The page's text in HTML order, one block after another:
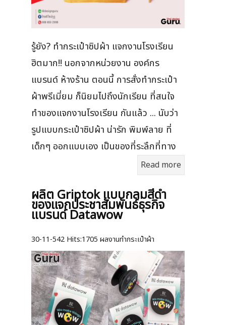
รู้ยัง? ทำกระเป๋าซิปผ้า แจกงานโรงเรียน
ฮิตมาก!! นอกจากหน่วยงาน องค์กร
แบรนด์ ห้างร้าน ตอนนี้ การสั่งทำกระเป๋า
ผ้าพรีเมี่ยม ก็นิยมไปถึงนักเรียน ที่สนใจ
ทำของแจกงานโรงเรียน กันแล้ว ... นับว่า
รูปแบบกระเป๋าซิปผ้า น่ารัก พิมพ์ลาย ที่
เด็กๆ ออกแบบเอง เป็นของที่ระลึกที่ทาง
Read more
ผลิต Griptok แบบกลมสีดำ
ของแจกประชาสัมพันธ์ธุรกิจ
แบรนด์ Datawow
30-11-542 Hits:1705 ผลงานทำกระเป๋าผ้า